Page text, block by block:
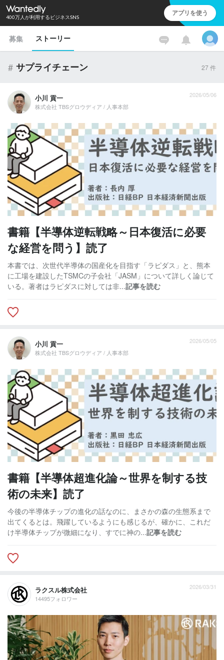
400万人が利用するビジネスSNS アプリを使う
募集 ストーリー
# サプライチェーン 27 件
小川 貢一
株式会社 TBSグロウディア / 人事本部
2026/05/06
書籍【半導体逆転戦略～日本復活に必要
な経営を問う】読了
本書では、次世代半導体の国産化を目指す「ラピダス」と、熊本
に工場を建設したTSMCの子会社「JASM」について詳しく論じて
いる。著者はラピダスに対しては非...記事を読む
小川 貢一
株式会社 TBSグロウディア / 人事本部
2026/05/05
書籍【半導体超進化論～世界を制する技
術の未来】読了
今後の半導体チップの進化の話なのに、まさかの森の生態系まで
出てくるとは。飛躍しているようにも感じるが、確かに、これだ
け半導体チップが微細になり、すでに神の...記事を読む
ラクスル株式会社
14495フォロワー
2026/03/31